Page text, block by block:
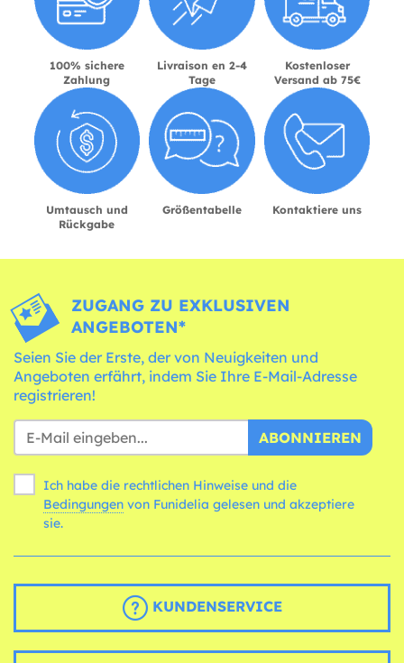
100% sichere
Zahlung
Livraison en 2-4
Tage
Kostenloser
Versand ab 75€
Umtausch und
Rückgabe
Größentabelle Kontaktiere uns
ZUGANG ZU EXKLUSIVEN
ANGEBOTEN*
Seien Sie der Erste, der von Neuigkeiten und
Angeboten erfährt, indem Sie Ihre E-Mail-Adresse
registrieren!
ABONNIEREN
Ich habe die rechtlichen Hinweise und die
Bedingungen
sie.
KUNDENSERVICE